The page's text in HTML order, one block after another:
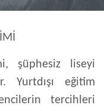
, şüphesiz liseyi
Yurtdışı eğitim
tercihleri